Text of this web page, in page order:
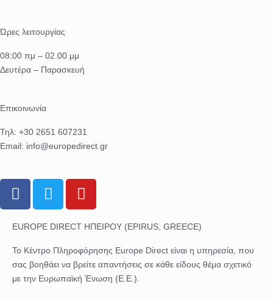
Ώρες λειτουργίας
08:00 πμ – 02.00 μμ
Δευτέρα – Παρασκευή
Επικοινωνία
Τηλ: +30 2651 607231
Email: info@europedirect.gr
F
a
e
b
o
o
T
w
t
t
e
r
Y
o
u
b
e
EUROPE DIRECT ΗΠΕΙΡΟΥ (EPIRUS, GREECE)
Το Κέντρο Πληροφόρησης Europe Direct είναι η υπηρεσία, που
σας βοηθάει να βρείτε απαντήσεις σε κάθε είδους θέμα σχετικό
με την Ευρωπαϊκή Ένωση (Ε.Ε.).